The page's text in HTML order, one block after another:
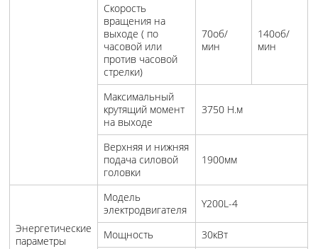
Скорость
вращения на
выходе ( по
часовой или
против часовой
стрелки)
70об/
мин
140об/
мин
Максимальный
крутящий момент
на выходе
3750 Н.м
Верхняя и нижняя
подача силовой
головки
1900мм
Энергетические
параметры
Модель
электродвигателя
Y200L-4
Мощность
30кВт